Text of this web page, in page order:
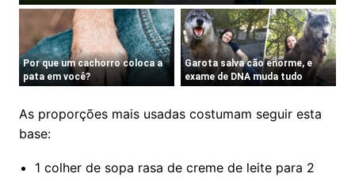
As proporções mais usadas costumam seguir esta
base:
1 colher de sopa rasa de creme de leite para 2